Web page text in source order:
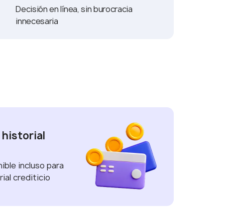
Decisión en línea, sin burocracia
innecesaria
historial
incluso para
crediticio